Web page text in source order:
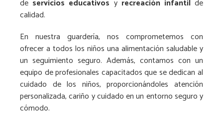
de servicios educativos y recreación infantilde
calidad.
En nuestra guardería, nos comprometemos con
ofrecer a todos los niños una alimentación saludable y
un seguimiento seguro. Además, contamos con un
equipo de profesionales capacitados que se dedican al
cuidado de los niños, proporcionándoles atención
personalizada, cariño y cuidado en un entorno seguro y
cómodo.